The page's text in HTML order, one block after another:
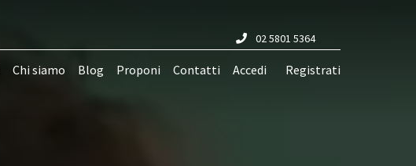
02 5801 5364
Chi siamo Blog Proponi Contatti Accedi Registrati